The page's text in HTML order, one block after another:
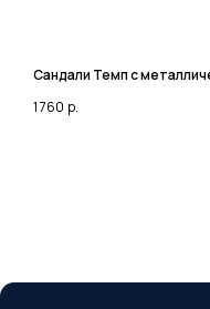
Сандали Темп с
1 760 р.